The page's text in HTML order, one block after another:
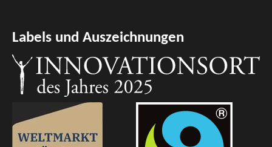
Labels und Auszeichnungen